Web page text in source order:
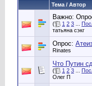
Тема / Автор
Важно:
( 1 2 3
татьяна сэкг
Опрос:
Rinates
Что Путин
( 1 2 3
Олег П